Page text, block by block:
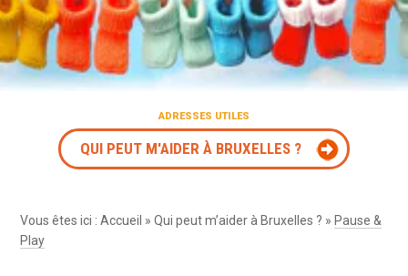
ADRESSES UTILES
QUI PEUT M'AIDER À BRUXELLES ?
Vous êtes ici :Accueil »Qui peut m’aider à Bruxelles ? » Pause &
Play